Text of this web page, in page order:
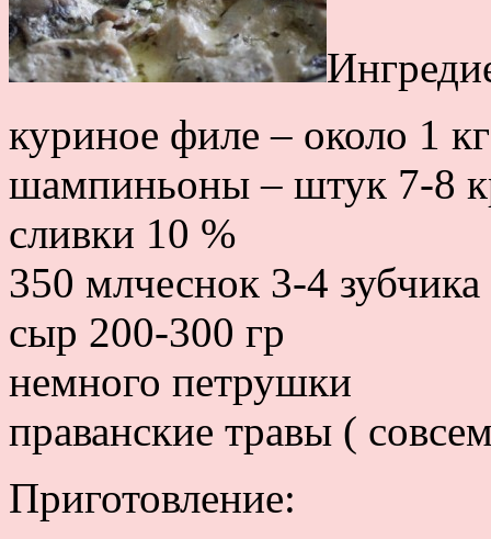
куриное филе – около 1 кг
шампиньоны – штук 7-8
сливки 10 %
350 млчеснок 3-4 зубчика
сыр 200-300 гр
немного петрушки
праванские травы (
Приготовление: